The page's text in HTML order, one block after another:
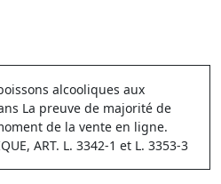
alcooliques aux
La preuve de majorité de
de la vente en ligne.
ART. L. 3342-1 et L. 3353-3